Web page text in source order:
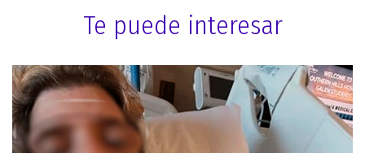
Te puede interesar